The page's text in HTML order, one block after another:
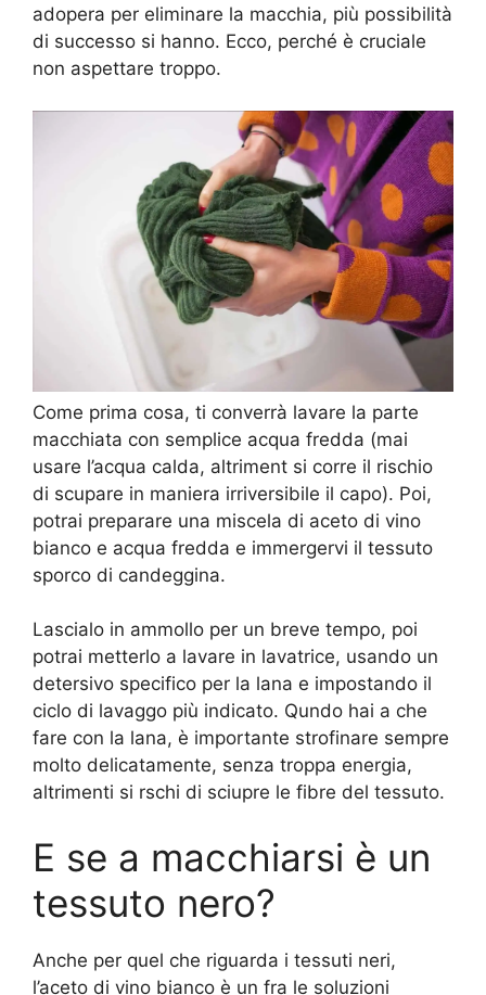
adopera per eliminare la macchia, più possibilità
di successo si hanno. Ecco, perché è cruciale
non aspettare troppo.
Come prima cosa, ti converrà lavare la parte
macchiata con semplice acqua fredda (mai
usare l’acqua calda, altriment si corre il rischio
di scupare in maniera irriversibile il capo). Poi,
potrai preparare una miscela di aceto di vino
bianco e acqua fredda e immergervi il tessuto
sporco di candeggina.
Lascialo in ammollo per un breve tempo, poi
potrai metterlo a lavare in lavatrice, usando un
detersivo specifico per la lana e impostando il
ciclo di lavaggo più indicato. Qundo hai a che
fare con la lana, è importante strofinare sempre
molto delicatamente, senza troppa energia,
altrimenti si rschi di sciupre le fibre del tessuto.
E se a macchiarsi è un
tessuto nero?
Anche per quel che riguarda i tessuti neri,
l’aceto di vino bianco è un fra le soluzioni